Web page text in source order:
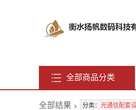
全部商品分类
全部结果 > 分类： 光通信配套